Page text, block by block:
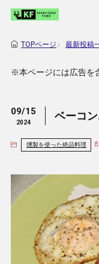
TOPページ 最新投稿
※本ページには広告を
09/15
2024
ベーコ
燻製を使った絶品料理